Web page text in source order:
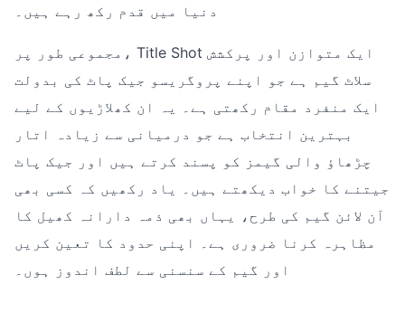
دنیا میں قدم رکھ رہے ہیں۔
مجموعی طور پر، Title Shot ایک متوازن اور پرکشش
سلاٹ گیم ہے جو اپنے پروگریسو جیک پاٹ کی بدولت
ایک منفرد مقام رکھتی ہے۔ یہ ان کھلاڑیوں کے لیے
بہترین انتخاب ہے جو درمیانی سے زیادہ اتار
چڑھاؤ والی گیمز کو پسند کرتے ہیں اور جیک پاٹ
جیتنے کا خواب دیکھتے ہیں۔ یاد رکھیں کہ کسی بھی
آن لائن گیم کی طرح، یہاں بھی ذمہ دارانہ کھیل کا
مظاہرہ کرنا ضروری ہے۔ اپنی حدود کا تعین کریں
اور گیم کے سنسنی سے لطف اندوز ہوں۔